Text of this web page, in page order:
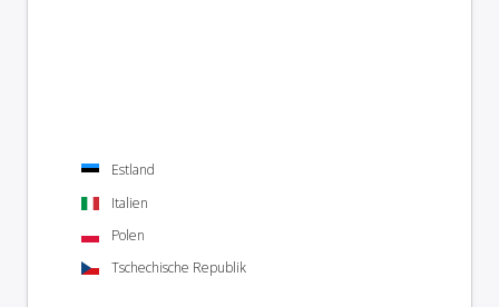
Estland
Italien
Polen
Tschechische Republik